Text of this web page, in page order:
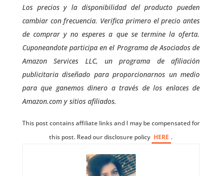
Los precios y la disponibilidad del producto pueden
cambiar con frecuencia. Verifica primero el precio antes
de comprar y no esperes a que se termine la oferta.
Cuponeandote participa en el Programa de Asociados de
Amazon Services LLC, un programa de afiliación
publicitaria diseñado para proporcionarnos un medio
para que ganemos dinero a través de los enlaces de
Amazon.com y sitios afiliados.
This post contains affiliate links and I may be compensated for
this post. Read our disclosure policy HERE .